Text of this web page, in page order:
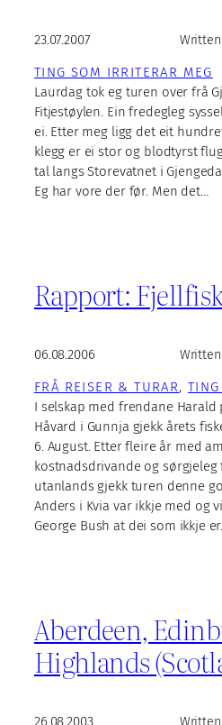
23.07.2007
TING SOM IRRITERAR MEG
Laurdag tok eg turen over frå
Fitjestøylen. Ein fredegleg
ei. Etter meg ligg det eit
klegg er ei stor og blodtyrst
tal langs Storevatnet i
Eg har vore der før. Men det…
Rapport:
06.08.2006
FRÅ REISER & TURAR,
I selskap med frendane Harald
Håvard i Gunnja gjekk årets
6. August. Etter fleire år med
kostnadsdrivande og
utanlands gjekk turen denne
Anders i Kvia var ikkje med og
George Bush at dei som ikkje
Aberdeen,
Highlands
26.08.2003